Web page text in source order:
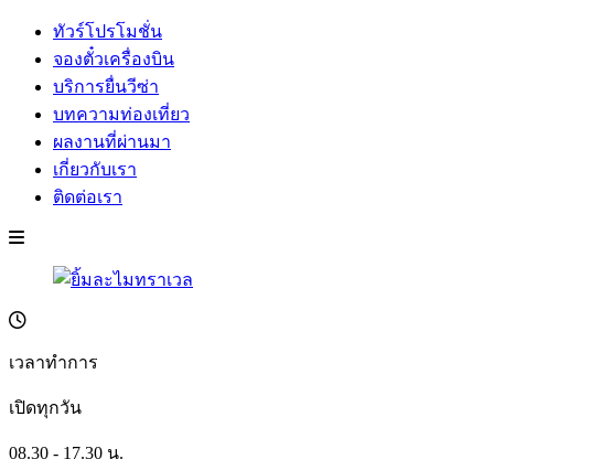
ทัวร์โปรโมชั่น
จองตั๋วเครื่องบิน
บริการยื่นวีซ่า
บทความท่องเที่ยว
ผลงานที่ผ่านมา
เกี่ยวกับเรา
ติดต่อเรา
เวลาทำการ
เปิดทุกวัน
08.30 - 17.30 น.